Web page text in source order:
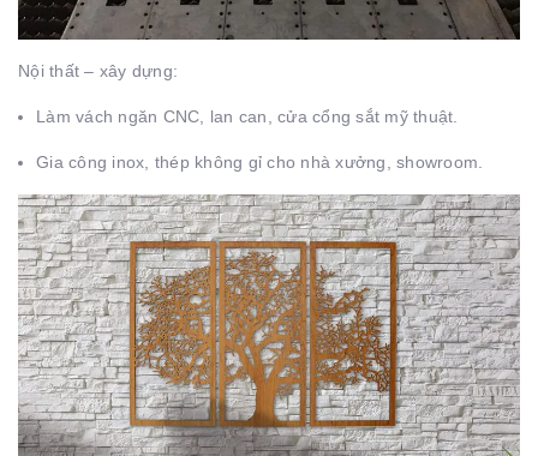
Nội thất – xây dựng:
Làm vách ngăn CNC, lan can, cửa cổng sắt mỹ thuật.
Gia công inox, thép không gỉ cho nhà xưởng, showroom.